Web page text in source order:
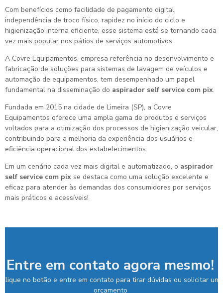
Com benefícios como facilidade de pagamento digital,
independência de troco físico, rapidez no início do ciclo e
higienização interna eficiente, esse sistema está se tornando cada
vez mais popular nos pátios de serviços automotivos.
A Covre Equipamentos, empresa referência no desenvolvimento e
fabricação de soluções para sistemas de lavagem de veículos e
automação de equipamentos, tem desempenhado um papel
fundamental na disseminação do aspirador self service com pix.
Fundada em 2015 na cidade de Limeira (SP), a Covre
Equipamentos oferece uma ampla gama de produtos e serviços
voltados para a otimização dos processos de higienização veicular,
contribuindo para a melhoria da experiência dos usuários e
eficiência operacional dos estabelecimentos.
Em um cenário cada vez mais digital e automatizado, o aspirador
self service com pix se destaca como uma solução excelente e
eficaz para atender às demandas dos consumidores por serviços
mais práticos e acessíveis!
Entre em contato agora mesmo!
Clique no botão e entre em contato para tirar dúvidas ou solicitar um
orçamento